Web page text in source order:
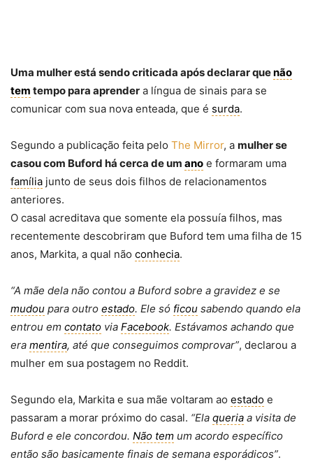
Uma mulher está sendo criticada após declarar quenão
tem tempo para aprender a língua de sinais para se
comunicar com sua nova enteada, que é surda.
Segundo a publicação feita pelo The Mirror, a mulher se
casou com Buford há cerca de um ano e formaram uma
família junto de seus dois filhos de relacionamentos
anteriores.
O casal acreditava que somente ela possuía filhos, mas
recentemente descobriram que Buford tem uma filha de 15
anos, Markita, a qual não conhecia.
“A mãe dela não contou a Buford sobre a gravidez e se
mudou para outro estado. Ele só ficou sabendo quando ela
entrou em contato via Facebook. Estávamos achando que
era mentira, até que conseguimos comprovar”, declarou a
mulher em sua postagem no Reddit.
Segundo ela, Markita e sua mãe voltaram ao estado e
passaram a morar próximo do casal. “Ela queria a visita de
Buford e ele concordou. Não tem um acordo específico
então são basicamente finais de semana esporádicos”.